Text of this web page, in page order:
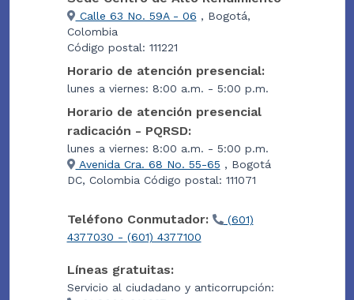
Calle 63 No. 59A - 06 , Bogotá,
Colombia
Código postal: 111221
Horario de atención presencial:
lunes a viernes: 8:00 a.m. - 5:00 p.m.
Horario de atención presencial
radicación - PQRSD:
lunes a viernes: 8:00 a.m. - 5:00 p.m.
Avenida Cra. 68 No. 55-65 , Bogotá
DC, Colombia Código postal: 111071
Teléfono Conmutador:
(601)
4377030 - (601) 4377100
Líneas gratuitas:
Servicio al ciudadano y anticorrupción: